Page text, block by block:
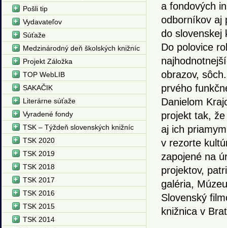
a fondových
odborníkov aj
do slovenskej
Do polovice
obrazov,
prvého
Danielom
projekt tak,
aj ich
v rezorte
zapojené na
projektov,
galéria,
Slovenský
knižnica v
Pošli tip
Vydavateľov
Súťaže
Medzinárodný deň školských knižníc
Projekt Záložka
TOP WebLIB
SAKAČIK
Literárne súťaže
Vyradené fondy
TSK – Týždeň slovenských knižníc
TSK 2020
TSK 2019
TSK 2018
TSK 2017
TSK 2016
TSK 2015
TSK 2014